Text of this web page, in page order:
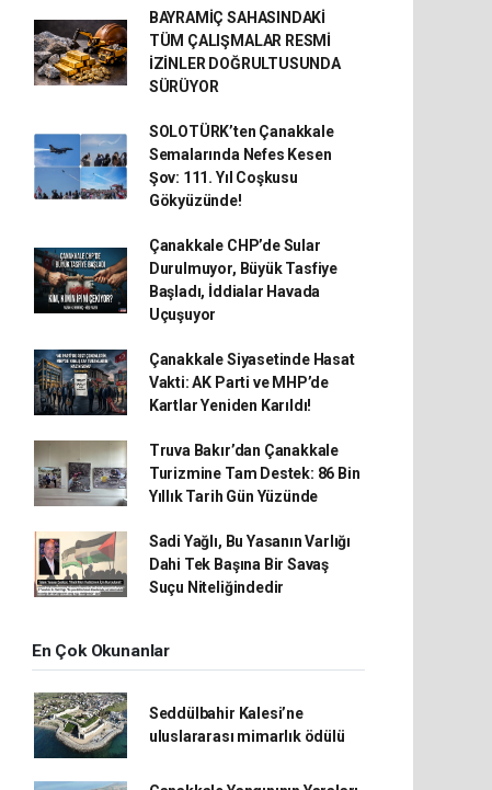
BAYRAMİÇ SAHASINDAKİ
TÜM ÇALIŞMALAR RESMİ
İZİNLER DOĞRULTUSUNDA
SÜRÜYOR
SOLOTÜRK’ten Çanakkale
Semalarında Nefes Kesen
Şov: 111. Yıl Coşkusu
Gökyüzünde!
Çanakkale CHP’de Sular
Durulmuyor, Büyük Tasfiye
Başladı, İddialar Havada
Uçuşuyor
Çanakkale Siyasetinde Hasat
Vakti: AK Parti ve MHP’de
Kartlar Yeniden Karıldı!
Truva Bakır’dan Çanakkale
Turizmine Tam Destek: 86 Bin
Yıllık Tarih Gün Yüzünde
Sadi Yağlı, Bu Yasanın Varlığı
Dahi Tek Başına Bir Savaş
Suçu Niteliğindedir
En Çok Okunanlar
Seddülbahir Kalesi’ne
uluslararası mimarlık ödülü